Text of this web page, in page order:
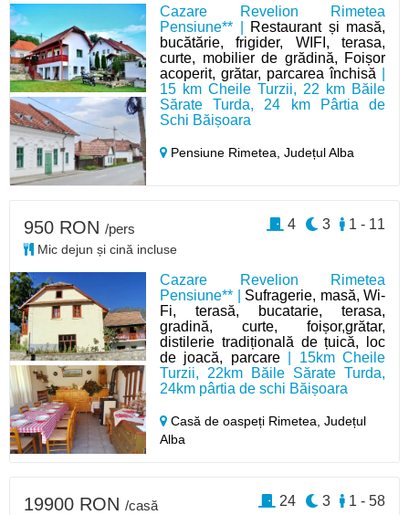
Cazare Revelion Rimetea
Pensiune** |
Restaurant și masă,
bucătărie, frigider, WIFI, terasa,
curte, mobilier de grădină, Foișor
acoperit, grătar, parcarea închisă
15 km Cheile Turzii, 22 km Băile
Sărate Turda, 24 km Pârtia de
Schi Băișoara
Pensiune Rimetea,Județul Alba
Cazare Revelion Rimetea
Pensiune** | Sufragerie, masă, Wi-
Fi, terasă, bucatarie, terasa,
gradină, curte, foișor,grătar,
distilerie tradițională de țuică, loc
de joacă, parcare| 15km Cheile
Turzii, 22km Băile Sărate Turda,
24km pârtia de schi Băișoara
Casă de oaspeți Rimetea,Județul
Alba
950 RON /pers
Mic dejun și cină incluse
1 - 11
3
4
19900 RON /casă 1 - 58
3
24